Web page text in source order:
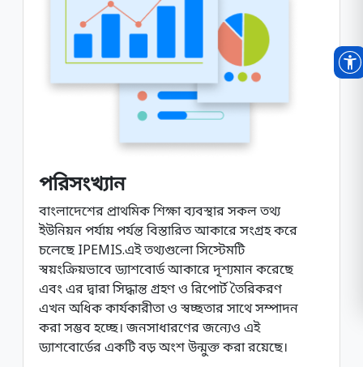
পরিসংখ্যান
বাংলাদেশের প্রাথমিক শিক্ষা ব্যবস্থার সকল তথ্য
ইউনিয়ন পর্যায় পর্যন্ত বিস্তারিত আকারে সংগ্রহ করে
চলেছে IPEMIS.এই তথ্যগুলো সিস্টেমটি
স্বয়ংক্রিয়ভাবে ড্যাশবোর্ড আকারে দৃশ্যমান করেছে
এবং এর দ্বারা সিদ্ধান্ত গ্রহণ ও রিপোর্ট তৈরিকরণ
এখন অধিক কার্যকারীতা ও স্বচ্ছতার সাথে সম্পাদন
করা সম্ভব হচ্ছে। জনসাধারণের জন্যেও এই
ড্যাশবোর্ডের একটি বড় অংশ উন্মুক্ত করা রয়েছে।